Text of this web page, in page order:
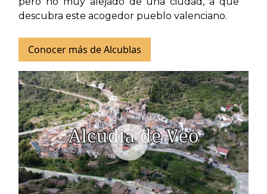
descubra este acogedor pueblo valenciano.
Conocer más de Alcublas